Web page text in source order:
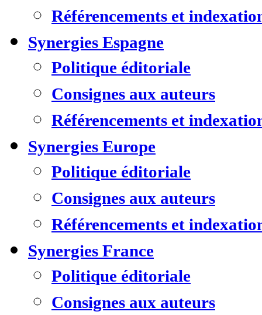
Référencements et
Synergies Espagne
Politique éditoriale
Consignes aux auteurs
Référencements et
Synergies Europe
Politique éditoriale
Consignes aux auteurs
Référencements et
Synergies France
Politique éditoriale
Consignes aux auteurs